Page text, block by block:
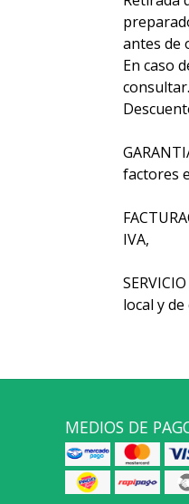
antes de
En caso
consultar.
factores
IVA,
local y
MEDIOS DE